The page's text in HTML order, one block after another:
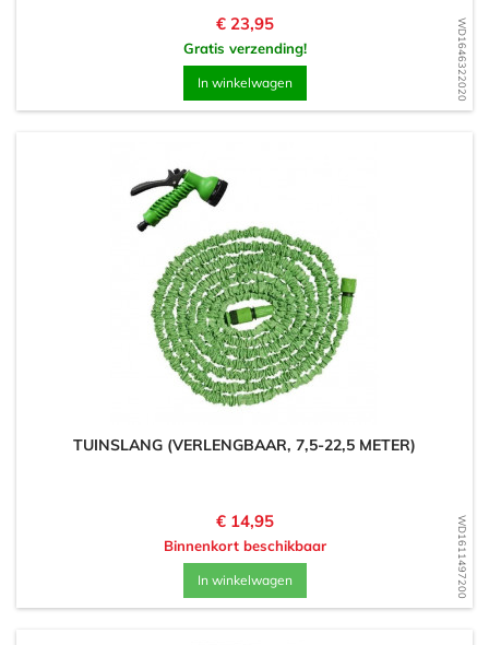
WD1646322020
Prijs
€ 23,95
Gratis verzending!
In winkelwagen
WD1611497200
TUINSLANG (VERLENGBAAR, 7,5-22,5 METER)
Prijs
€ 14,95
Binnenkort beschikbaar
In winkelwagen